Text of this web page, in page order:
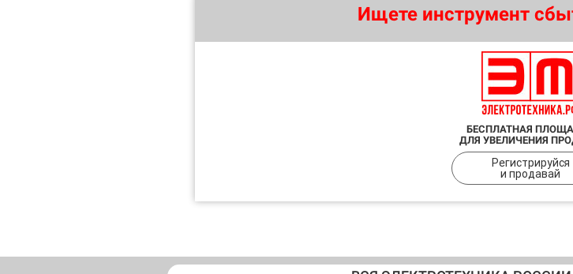
Ищете инструмент
БЕСПЛАТНАЯ
ДЛЯ УВЕЛИЧЕНИЯ
Регистрируйся
и продавай